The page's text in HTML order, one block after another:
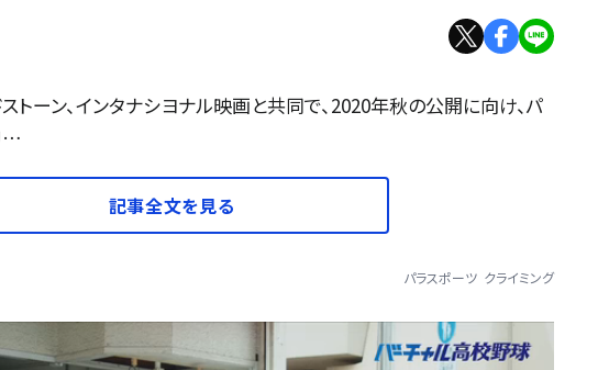
トーン、インタナシヨナル映画と共同で、2020年秋の公開に向け、パ
…
記事全文を見る
パラスポーツ クライミング